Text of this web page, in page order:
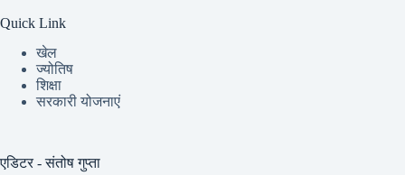
Quick Link
खेल
ज्योतिष
शिक्षा
सरकारी योजनाएं
एडिटर - संतोष गुप्ता